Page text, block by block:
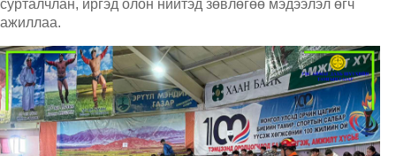
сурталчлан, иргэд олон нийтэд зөвлөгөө мэдээлэл өгч
ажиллаа.